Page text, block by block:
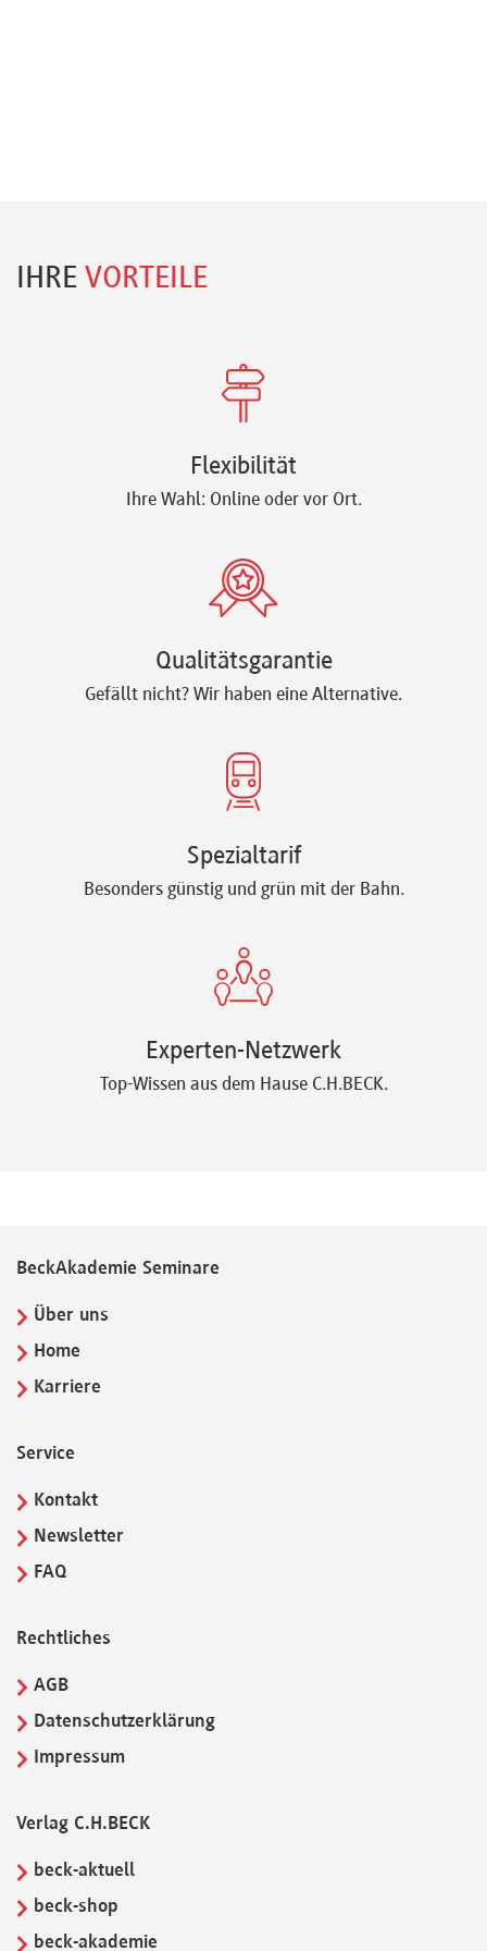
IHRE VORTEILE
Flexibilität
Ihre Wahl: Online oder vor Ort.
Qualitätsgarantie
Gefällt nicht? Wir haben eine Alternative.
Spezialtarif
Besonders günstig und grün mit der Bahn.
Experten-Netzwerk
Top-Wissen aus dem Hause C.H.BECK.
BeckAkademie Seminare
Über uns
Home
Karriere
Service
Kontakt
Newsletter
FAQ
Rechtliches
AGB
Datenschutzerklärung
Impressum
Verlag C.H.BECK
beck-aktuell
beck-shop
beck-akademie